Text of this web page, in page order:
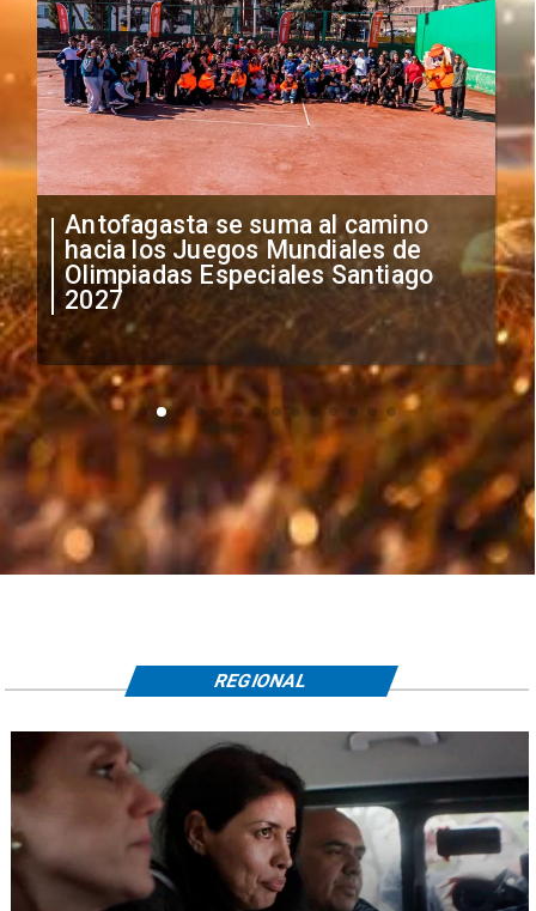
"Falta de profesionalismo": Sifup
anuncia medidas por situación
irregular de futbolistas
extranjeros
REGIONAL